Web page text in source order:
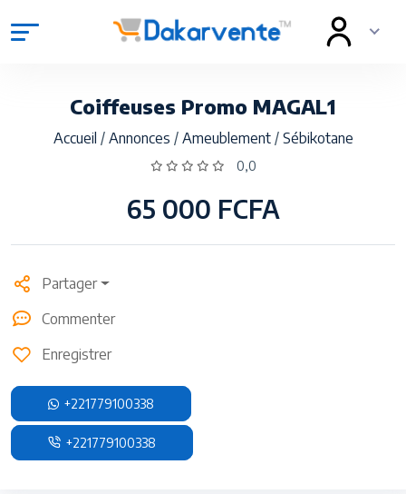
Coiffeuses Promo MAGAL1
Accueil / Annonces / Ameublement / Sébikotane
0,0
65 000 FCFA
Partager
Commenter
Enregistrer
+221779100338
+221779100338